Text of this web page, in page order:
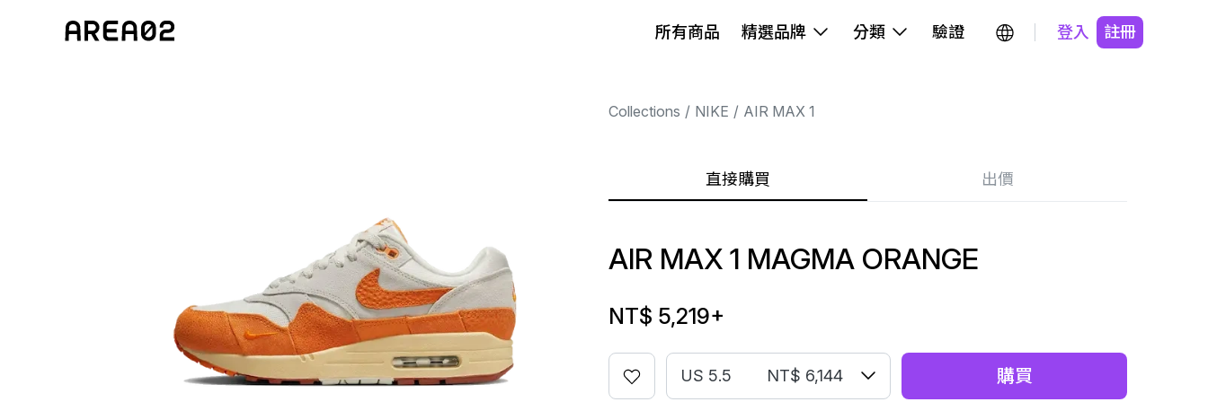
所有商品 精選品牌 分類 驗證 登入 註冊
Collections NIKE AIR MAX 1
直接購買 出價
AIR MAX 1 MAGMA ORANGE
NT$ 5,219+
US 5.5 NT$ 6,144 購買